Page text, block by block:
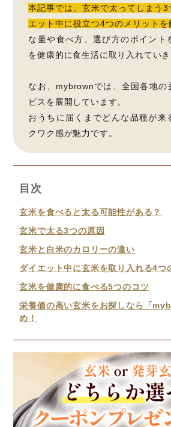
本記事では、玄米で太ってしまう3
エット中に役立つ4つのメリットを
な量や食べ方、選び方のポイント
を健康的に食生活に取り入れていき
なお、mybrownでは、全国各地の
ビスを展開しています。
おうちに届くまでどんな品種が来
クワク感が魅力です。
目次
玄米を食べると太る可能性がある？
玄米で太る3つの原因
玄米と白米のカロリーの違い
ダイエット中に玄米を取り入れる4つ
玄米を健康的に食べる5つのコツ
栄養価の高い玄米をお探しなら「
め！